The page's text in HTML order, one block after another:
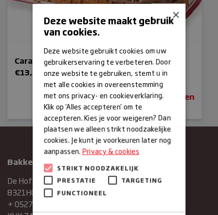
Caramelslof
€13,95
Bestellen
Bakkerij Maxima
De Hofstee 1
8321HG Urk
+ 0527683454
×
Deze website maakt gebruik
van cookies.
Deze website gebruikt cookies om uw
gebruikerservaring te verbeteren. Door
onze website te gebruiken, stemt u in
met alle cookies in overeenstemming
met ons privacy- en cookieverklaring.
Klik op 'Alles accepteren' om te
accepteren. Kies je voor weigeren? Dan
plaatsen we alleen strikt noodzakelijke
cookies. Je kunt je voorkeuren later nog
aanpassen.Privacy & cookies
STRIKT NOODZAKELIJK
PRESTATIE
TARGETING
FUNCTIONEEL